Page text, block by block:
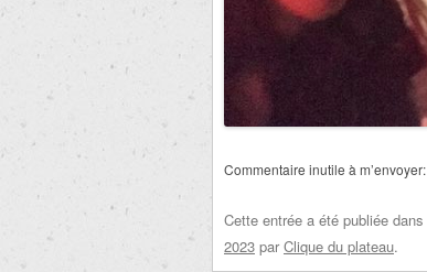
Commentaire inutile à m’envoyer:
Cette entrée a été publiée dans
2023 par Clique du plateau.